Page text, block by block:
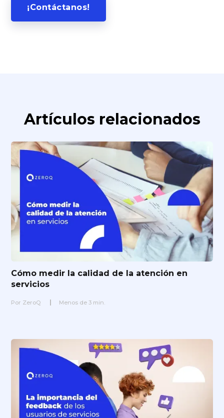
¡Contáctanos!
Artículos relacionados
Cómo medir la calidad de la atención en
servicios
Por ZeroQ Menos de 3 min.